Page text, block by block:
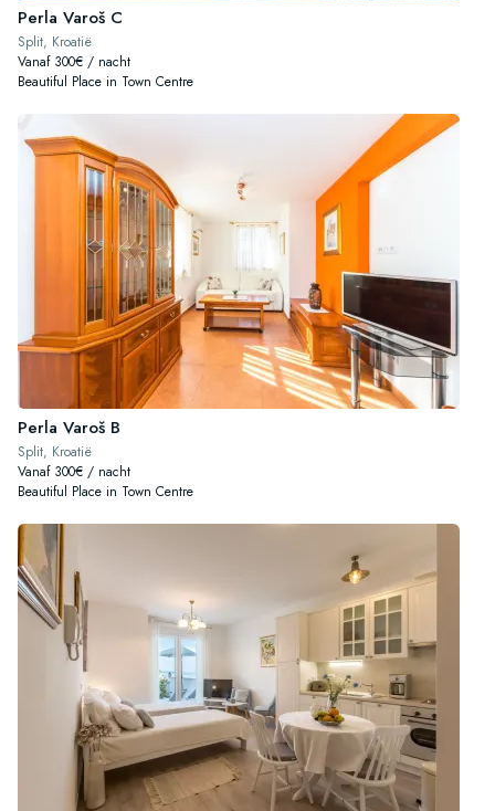
Perla Varoš C
Split, Kroatië
Vanaf 300€ / nacht
Beautiful Place in Town Centre
Perla Varoš B
Split, Kroatië
Vanaf 300€ / nacht
Beautiful Place in Town Centre